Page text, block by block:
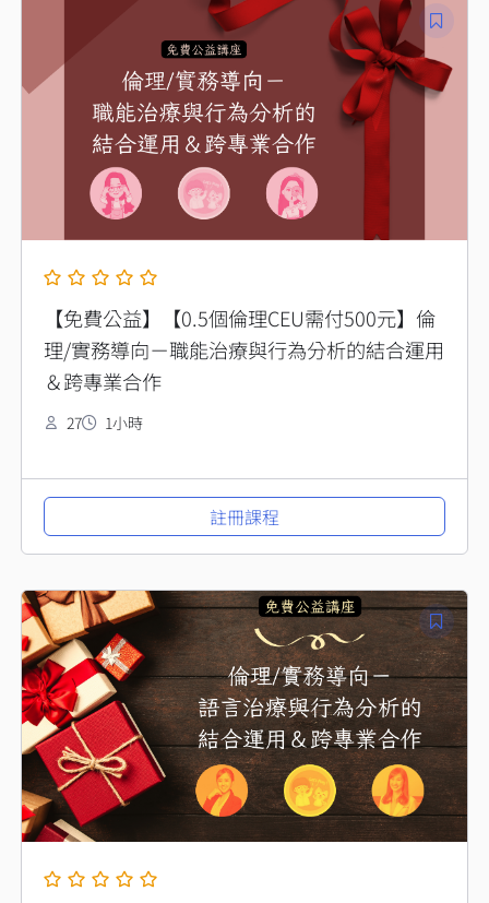
【免費公益】【0.5個倫理CEU需付500元】倫
理/實務導向－職能治療與行為分析的結合運用
＆跨專業合作
27 1小時
註冊課程